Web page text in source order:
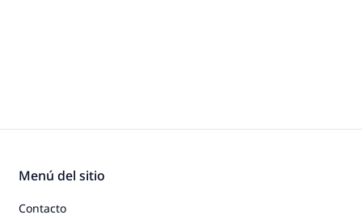
Menú del sitio
Contacto